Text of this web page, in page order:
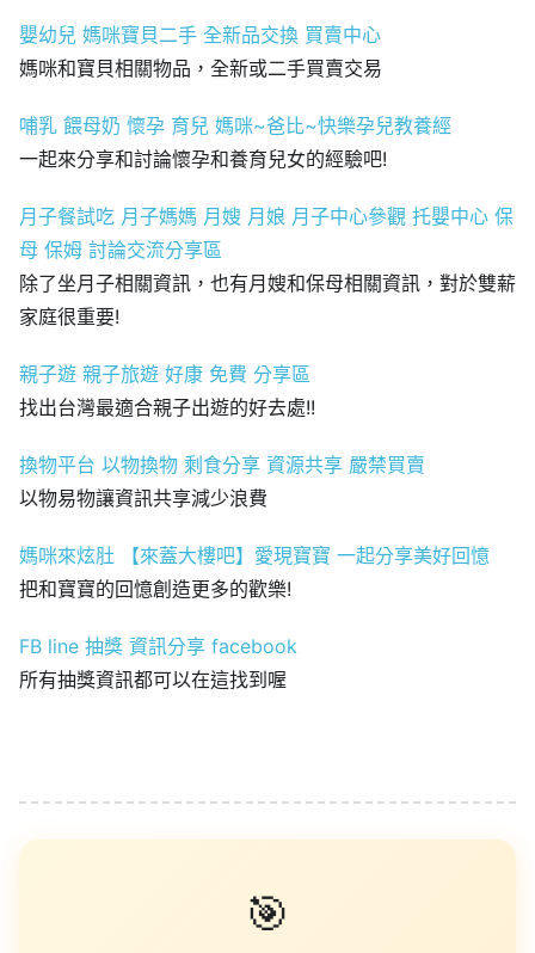
嬰幼兒 媽咪寶貝二手 全新品交換 買賣中心
媽咪和寶貝相關物品，全新或二手買賣交易
哺乳 餵母奶 懷孕 育兒 媽咪~爸比~快樂孕兒教養經
一起來分享和討論懷孕和養育兒女的經驗吧!
月子餐試吃 月子媽媽 月嫂 月娘 月子中心參觀 托嬰中心 保
母 保姆 討論交流分享區
除了坐月子相關資訊，也有月嫂和保母相關資訊，對於雙薪
家庭很重要!
親子遊 親子旅遊 好康 免費 分享區
找出台灣最適合親子出遊的好去處!!
換物平台 以物換物 剩食分享 資源共享 嚴禁買賣
以物易物讓資訊共享減少浪費
媽咪來炫肚 【來蓋大樓吧】愛現寶寶 一起分享美好回憶
把和寶寶的回憶創造更多的歡樂!
FB line 抽獎 資訊分享 facebook
所有抽獎資訊都可以在這找到喔
🎯